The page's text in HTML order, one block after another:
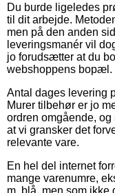
Du burde ligeledes
til dit arbejde.
men på den anden
leveringsmanér vil
jo forudsætter at du
webshoppens bopæl.
Antal dages levering
Murer tilbehør er jo
ordren omgående,
at vi gransker det
relevante vare.
En hel del internet
mange varenumre,
m. blå, men som ikke